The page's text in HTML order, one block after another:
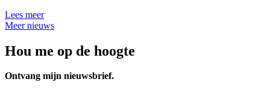
Lees meer
Meer nieuws
Hou me op de hoogte
Ontvang mijn nieuwsbrief.